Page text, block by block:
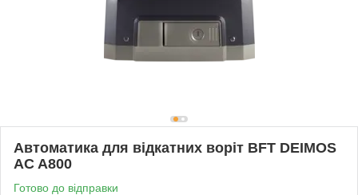
Автоматика для відкатних воріт BFT DEIMOS
AC A800
Готово до відправки